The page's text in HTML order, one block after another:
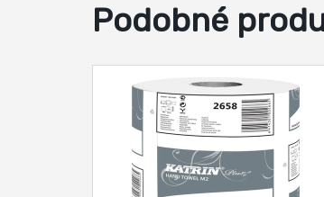
Podobné